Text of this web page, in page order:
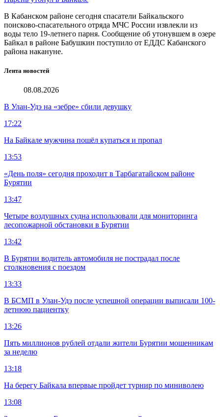
В Кабанском районе сегодня спасатели Байкальского
поисково-спасательного отряда МЧС России извлекли из
воды тело 19-летнего парня. Сообщение об утонувшем в озере
Байкал в районе Бабушкин поступило от ЕДДС Кабанского
района накануне.
Лента новостей
08.08.2026
В Улан-Удэ на «зебре» сбили девушку
17:22
На Байкале мужчина пошёл купаться и пропал
13:53
«День поля» сегодня проходит в Тарбагатайском районе
Бурятии
13:47
Четыре воздушных судна использовали для мониторинга
лесопожарной обстановки в Бурятии
13:42
В Бурятии водитель автомобиля не пострадал после
столкновения с поездом
13:33
В БСМП в Улан-Удэ после успешной операции выписали 100-
летнюю пациентку
13:26
Пять миллионов рублей отдали жители Бурятии мошенникам
за неделю
13:18
На берегу Байкала впервые пройдет турнир по миниволею
13:08